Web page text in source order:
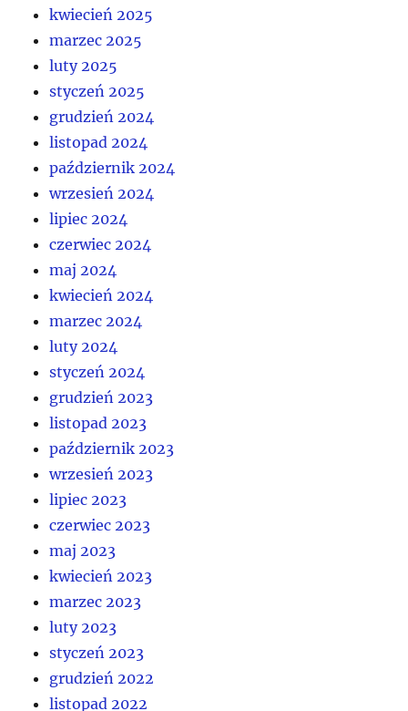
kwiecień 2025
marzec 2025
luty 2025
styczeń 2025
grudzień 2024
listopad 2024
październik 2024
wrzesień 2024
lipiec 2024
czerwiec 2024
maj 2024
kwiecień 2024
marzec 2024
luty 2024
styczeń 2024
grudzień 2023
listopad 2023
październik 2023
wrzesień 2023
lipiec 2023
czerwiec 2023
maj 2023
kwiecień 2023
marzec 2023
luty 2023
styczeń 2023
grudzień 2022
listopad 2022